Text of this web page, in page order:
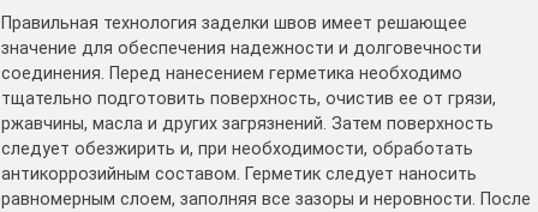
Правильная технология заделки швов имеет решающее
значение для обеспечения надежности и долговечности
соединения․ Перед нанесением герметика необходимо
тщательно подготовить поверхность, очистив ее от грязи,
ржавчины, масла и других загрязнений․ Затем поверхность
следует обезжирить и, при необходимости, обработать
антикоррозийным составом․ Герметик следует наносить
равномерным слоем, заполняя все зазоры и неровности․ После